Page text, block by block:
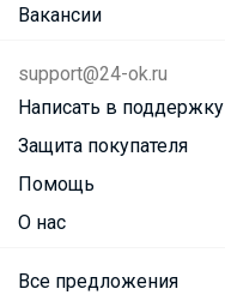
Вакансии
support@24-ok.ru
Написать в поддержку
Защита покупателя
Помощь
О нас
Все предложения